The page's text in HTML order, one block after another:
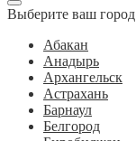
Выберите ваш город
Абакан
Анадырь
Архангельск
Астрахань
Барнаул
Белгород